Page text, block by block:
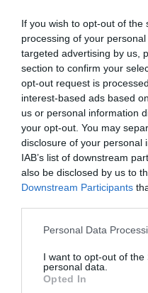
If you wish to opt-out of
processing of your
targeted advertising by us,
section to confirm your
opt-out request is
interest-based ads based
us or personal information
your opt-out. You may
disclosure of your personal
IAB’s list of downstream
also be disclosed by us to
Downstream Participants
Please note that this
not limited to your visit or
grant or deny consent to
use your data for below
Personal Data
I want to opt-out of the
personal data.
Opted In
05.08.2026 | 22:02
Αδειάζουν το
Έκτακτη εκκένωση
αιφνιδιαστική